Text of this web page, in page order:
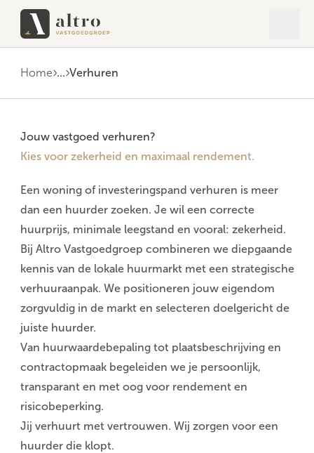
Home ... Verhuren
Jouw vastgoed verhuren?
Kies voor zekerheid en maximaal rendement.
Een woning of investeringspand verhuren is meer
dan een huurder zoeken. Je wil een correcte
huurprijs, minimale leegstand en vooral: zekerheid.
Bij Altro Vastgoedgroep combineren we diepgaande
kennis van de lokale huurmarkt met een strategische
verhuuraanpak. We positioneren jouw eigendom
zorgvuldig in de markt en selecteren doelgericht de
juiste huurder.
Van huurwaardebepaling tot plaatsbeschrijving en
contractopmaak begeleiden we je persoonlijk,
transparant en met oog voor rendement en
risicobeperking.
Jij verhuurt met vertrouwen. Wij zorgen voor een
huurder die klopt.